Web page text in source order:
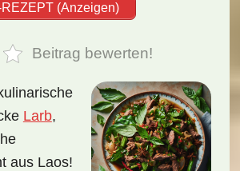
(Anzeigen)
Beitrag bewerten!
Larb,
aus Laos!